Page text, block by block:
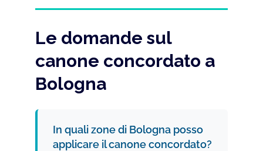
Le domande sul
canone concordato a
Bologna
In quali zone di Bologna posso
applicare il canone concordato?